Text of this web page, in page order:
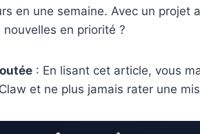
en une semaine. Avec un projet
nouvelles en priorité ?
: En lisant cet article, vous
et ne plus jamais rater une